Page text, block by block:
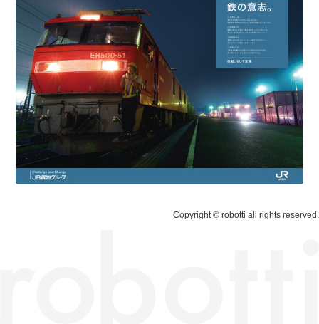
Copyright © robotti all rights reserved.